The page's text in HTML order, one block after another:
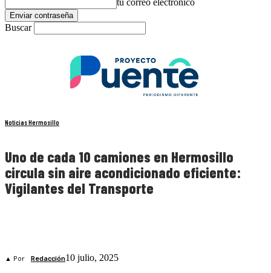
tu correo electrónico
Buscar
Noticias Hermosillo
Uno de cada 10 camiones en Hermosillo
circula sin aire acondicionado eficiente:
Vigilantes del Transporte
▲ Por Redacción10 julio, 2025